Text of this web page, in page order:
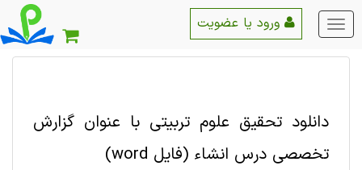
منو
اصلی
دانلود تحقیق علوم تربیتی با عنوان گزارش
تخصصی درس انشاء (فایل word)